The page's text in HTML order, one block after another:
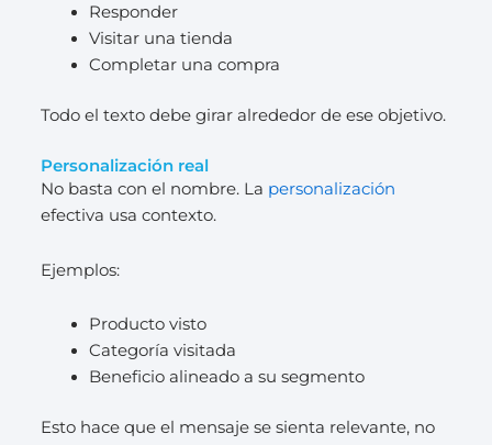
Responder
Visitar una tienda
Completar una compra
Todo el texto debe girar alrededor de ese objetivo.
Personalización real
No basta con el nombre. La personalización
efectiva usa contexto.
Ejemplos:
Producto visto
Categoría visitada
Beneficio alineado a su segmento
Esto hace que el mensaje se sienta relevante, no